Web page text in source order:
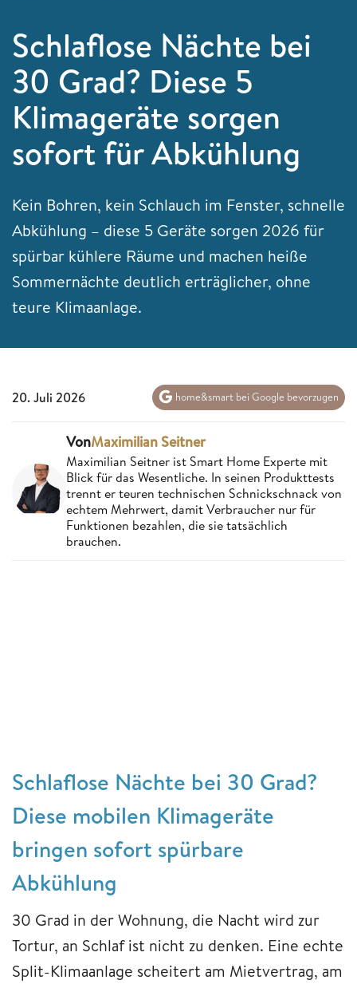
Schlaflose Nächte bei
30 Grad? Diese 5
Klimageräte sorgen
sofort für Abkühlung
Kein Bohren, kein Schlauch im Fenster, schnelle
Abkühlung – diese 5 Geräte sorgen 2026 für
spürbar kühlere Räume und machen heiße
Sommernächte deutlich erträglicher, ohne
teure Klimaanlage.
20. Juli 2026 home&smart bei Google bevorzugen
VonMaximilian Seitner
Maximilian Seitner ist Smart Home Experte mit
Blick für das Wesentliche. In seinen Produkttests
trennt er teuren technischen Schnickschnack von
echtem Mehrwert, damit Verbraucher nur für
Funktionen bezahlen, die sie tatsächlich
brauchen.
Schlaflose Nächte bei 30 Grad?
Diese mobilen Klimageräte
bringen sofort spürbare
Abkühlung
30 Grad in der Wohnung, die Nacht wird zur
Tortur, an Schlaf ist nicht zu denken. Eine echte
Split-Klimaanlage scheitert am Mietvertrag, am